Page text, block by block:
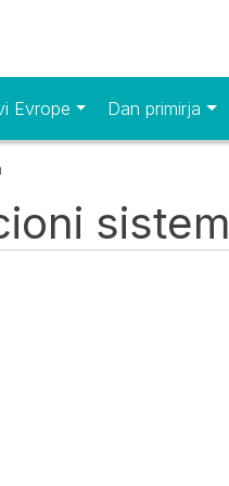
Evrope Dan primirja
sistem